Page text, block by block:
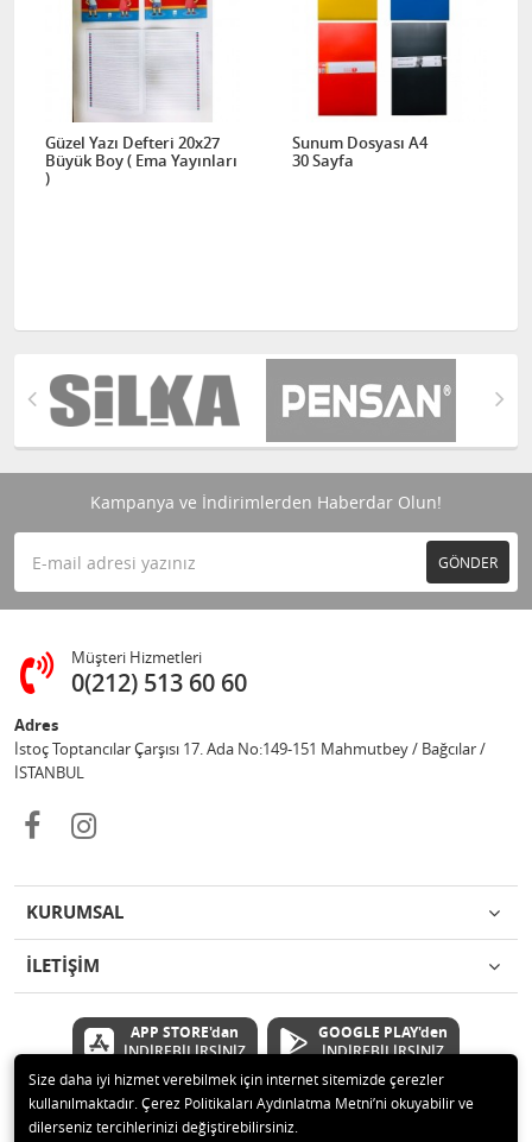
Güzel Yazı Defteri 20x27
Büyük Boy ( Ema Yayınları
)
Sunum Dosyası A4
30 Sayfa
Kampanya ve İndirimlerden Haberdar Olun!
GÖNDER
Müşteri Hizmetleri
0(212) 513 60 60
Adres
İstoç Toptancılar Çarşısı 17. Ada No:149-151 Mahmutbey / Bağcılar /
İSTANBUL
KURUMSAL
İLETİŞİM
APP STORE'dan
İNDİREBİLİRSİNİZ
GOOGLE PLAY'den
İNDİREBİLİRSİNİZ
© 2020 Çetinkaya Elektronik Kırtasiye Oyuncak San ve Tic.Ltd.Şti Tüm
Size daha iyi hizmet verebilmek için internet sitemizde çerezler
kullanılmaktadır. Çerez Politikaları Aydınlatma Metni’ni okuyabilir ve
dilerseniz tercihlerinizi değiştirebilirsiniz.